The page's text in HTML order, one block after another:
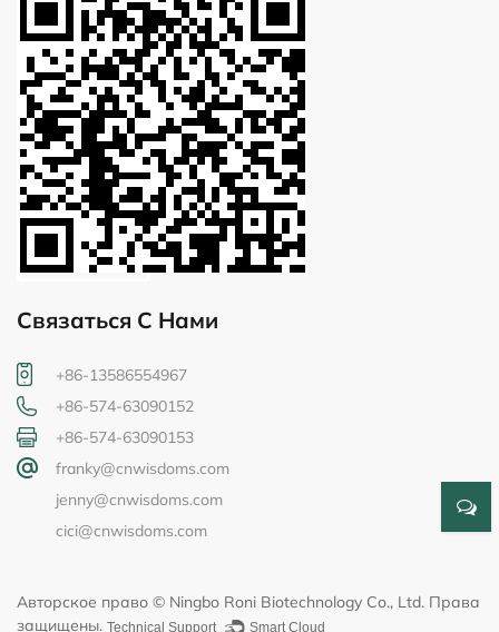
Связаться С Нами
+86-13586554967
+86-574-63090152
+86-574-63090153
franky@cnwisdoms.com
jenny@cnwisdoms.com
cici@cnwisdoms.com
Авторское право © Ningbo Roni Biotechnology Co., Ltd. Права
защищены. Technical Support ： Smart Cloud